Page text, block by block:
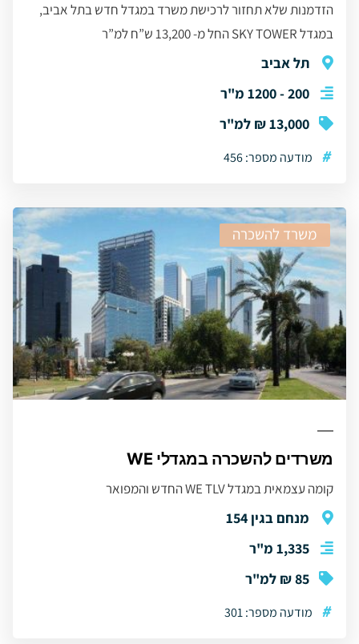
הזדמנות שלא תחזור לרכישת משרד במגדל חדש בתל אביב,
במגדל SKY TOWER החל מ- 13,200 ש”ח למ”ר
תל אביב
200 - 1200 מ"ר
13,000 ₪ למ"ר
# מודעה מספר: 456
משרד להשכרה
משרדים להשכרה במגדלי WE
קומה עצמאית במגדל WE TLV החדש והמפואר
מנחם בגין 154
1,335 מ"ר
85 ₪ למ"ר
# מודעה מספר: 301